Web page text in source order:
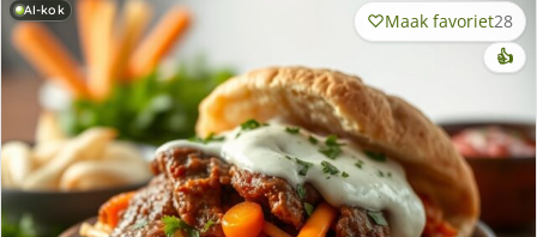
AI-kok Maak favoriet28
👍